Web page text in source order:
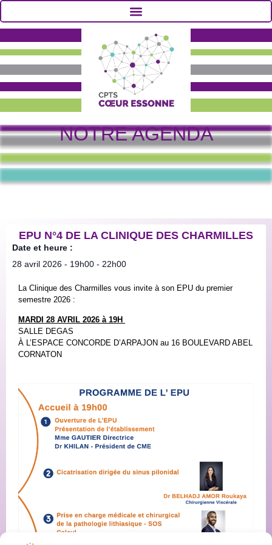
NOTRE AGENDA
EPU N°4 DE LA CLINIQUE DES CHARMILLES
Date et heure :
28 avril 2026 - 19h00 - 22h00
La Clinique des Charmilles vous invite à son EPU du premier
semestre 2026 :
MARDI 28 AVRIL 2026 à 19H
SALLE DEGAS
À L’ESPACE CONCORDE D’ARPAJON au 16 BOULEVARD ABEL
CORNATON